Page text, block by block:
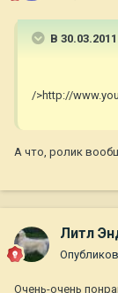
В
/>http://
А что, ролик
Литл
Очень-очень